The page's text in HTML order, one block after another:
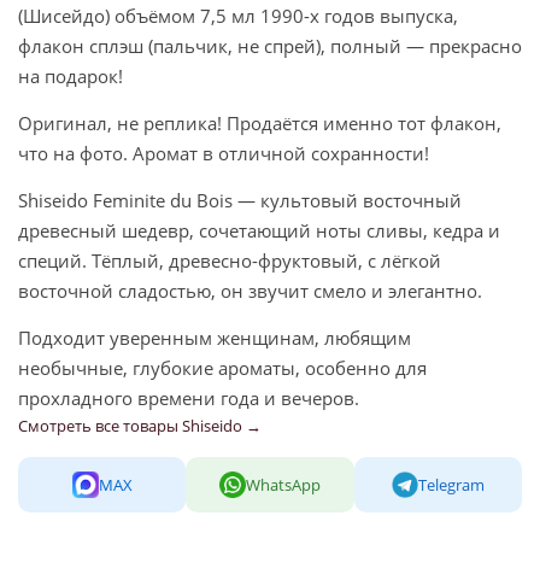
(Шисейдо) объёмом 7,5 мл 1990-х годов выпуска,
флакон сплэш (пальчик, не спрей), полный — прекрасно
на подарок!
Оригинал, не реплика! Продаётся именно тот флакон,
что на фото. Аромат в отличной сохранности!
Shiseido Feminite du Bois — культовый восточный
древесный шедевр, сочетающий ноты сливы, кедра и
специй. Тёплый, древесно-фруктовый, с лёгкой
восточной сладостью, он звучит смело и элегантно.
Подходит уверенным женщинам, любящим
необычные, глубокие ароматы, особенно для
прохладного времени года и вечеров.
Смотреть все товары Shiseido →
MAX WhatsApp Telegram